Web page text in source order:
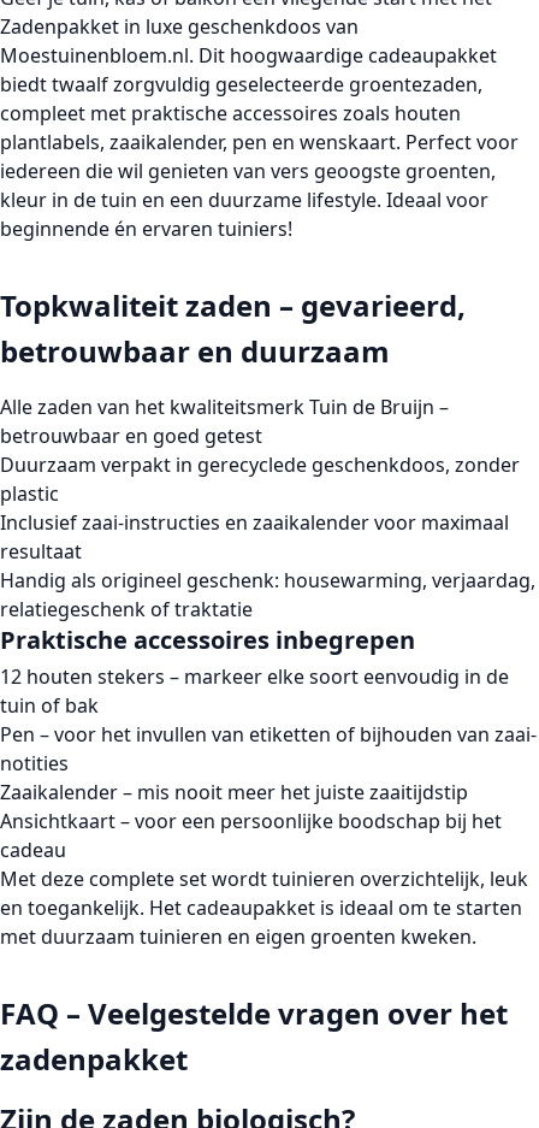
Zadenpakket in luxe geschenkdoos van
Moestuinenbloem.nl. Dit hoogwaardige cadeaupakket
biedt twaalf zorgvuldig geselecteerde groentezaden,
compleet met praktische accessoires zoals houten
plantlabels, zaaikalender, pen en wenskaart. Perfect voor
iedereen die wil genieten van vers geoogste groenten,
kleur in de tuin en een duurzame lifestyle. Ideaal voor
beginnende én ervaren tuiniers!
Topkwaliteit zaden – gevarieerd,
betrouwbaar en duurzaam
Alle zaden van het kwaliteitsmerkTuin de Bruijn –
betrouwbaar en goed getest
Duurzaam verpakt in gerecyclede geschenkdoos, zonder
plastic
Inclusief zaai-instructies en zaaikalender voor maximaal
resultaat
Handig als origineel geschenk: housewarming, verjaardag,
relatiegeschenk of traktatie
Praktische accessoires inbegrepen
12 houten stekers – markeer elke soort eenvoudig in de
tuin of bak
Pen – voor het invullen van etiketten of bijhouden van zaai-
notities
Zaaikalender – mis nooit meer het juiste zaaitijdstip
Ansichtkaart – voor een persoonlijke boodschap bij het
cadeau
Met deze complete set wordt tuinieren overzichtelijk, leuk
en toegankelijk. Het cadeaupakket is ideaal om te starten
met duurzaam tuinieren en eigen groenten kweken.
FAQ – Veelgestelde vragen over het
zadenpakket
Zijn de zaden biologisch?